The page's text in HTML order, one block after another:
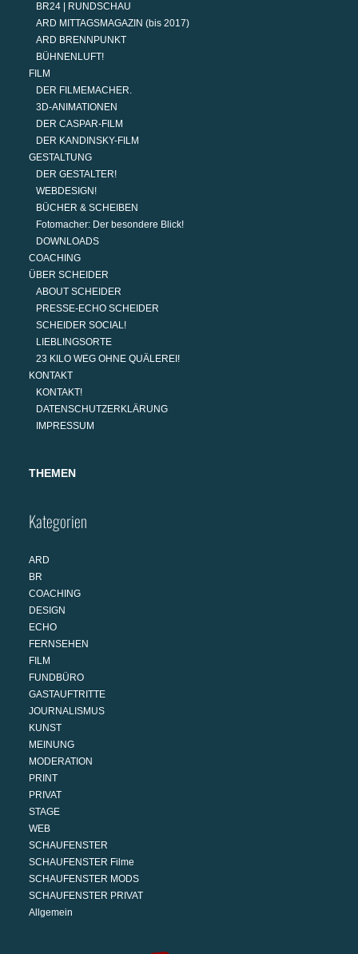
BR24 | RUNDSCHAU
ARD MITTAGSMAGAZIN (bis 2017)
ARD BRENNPUNKT
BÜHNENLUFT!
FILM
DER FILMEMACHER.
3D-ANIMATIONEN
DER CASPAR-FILM
DER KANDINSKY-FILM
GESTALTUNG
DER GESTALTER!
WEBDESIGN!
BÜCHER & SCHEIBEN
Fotomacher: Der besondere Blick!
DOWNLOADS
COACHING
ÜBER SCHEIDER
ABOUT SCHEIDER
PRESSE-ECHO SCHEIDER
SCHEIDER SOCIAL!
LIEBLINGSORTE
23 KILO WEG OHNE QUÄLEREI!
KONTAKT
KONTAKT!
DATENSCHUTZERKLÄRUNG
IMPRESSUM
THEMEN
Kategorien
ARD
BR
COACHING
DESIGN
ECHO
FERNSEHEN
FILM
FUNDBÜRO
GASTAUFTRITTE
JOURNALISMUS
KUNST
MEINUNG
MODERATION
PRINT
PRIVAT
STAGE
WEB
SCHAUFENSTER
SCHAUFENSTER Filme
SCHAUFENSTER MODS
SCHAUFENSTER PRIVAT
Allgemein